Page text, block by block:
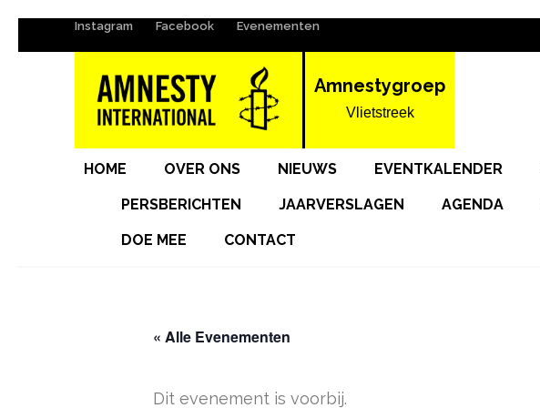
naar
Instagram Facebook Evenementen
Amnestygroep
Vlietstreek
HOME OVER ONS NIEUWS EVENTKALENDER
PERSBERICHTEN JAARVERSLAGEN AGENDA
DOE MEE CONTACT
« Alle Evenementen
Dit evenement is voorbij.